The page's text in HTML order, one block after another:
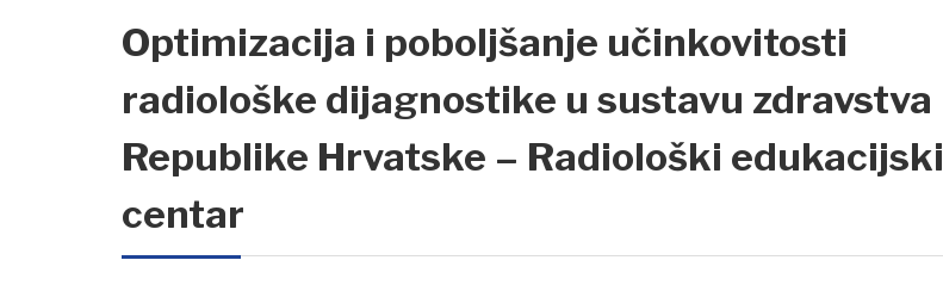
Optimizacija i poboljšanje učinkovitosti
radiološke dijagnostike u sustavu zdravstva
Republike Hrvatske – Radiološki edukacijski
centar